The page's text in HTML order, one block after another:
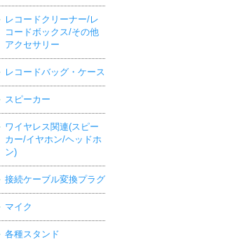
レコードクリーナー/レ
コードボックス/その他
アクセサリー
レコードバッグ・ケース
スピーカー
ワイヤレス関連(スピー
カー/イヤホン/ヘッドホ
ン)
接続ケーブル変換プラグ
マイク
各種スタンド